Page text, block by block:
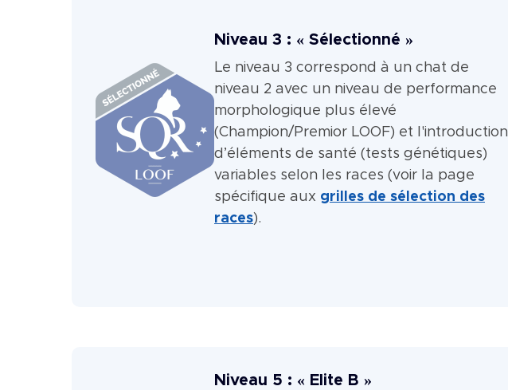
Niveau 3 : « Sélectionné »
Le niveau 3 correspond à un chat de
niveau 2 avec un niveau de performance
morphologique plus élevé
(Champion/Premior LOOF) et l'introduction
d’éléments de santé (tests génétiques)
variables selon les races (voir la page
spécifique aux grilles de sélection des
races).
Niveau 5 : « Elite B »